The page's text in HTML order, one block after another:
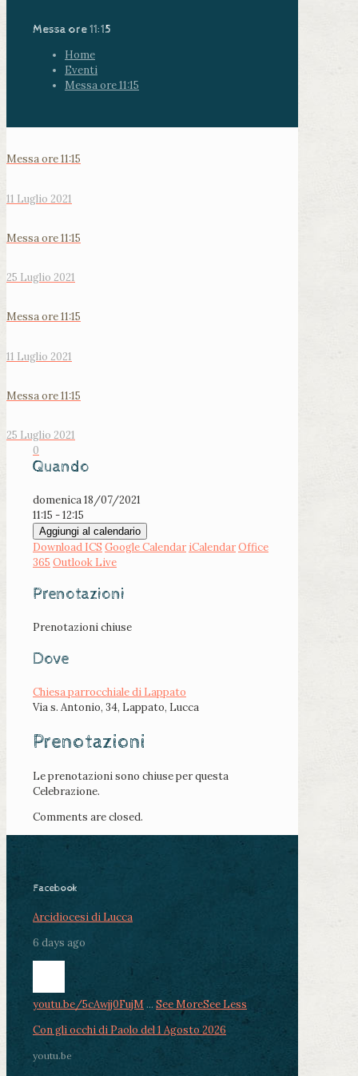
Messa ore 11:15
Home
Eventi
Messa ore 11:15
Messa ore 11:15
11 Luglio 2021
Messa ore 11:15
25 Luglio 2021
Messa ore 11:15
11 Luglio 2021
Messa ore 11:15
25 Luglio 2021
0
Quando
domenica 18/07/2021
11:15 - 12:15
Aggiungi al calendario
Download ICS Google Calendar iCalendarOffice
365 Outlook Live
Prenotazioni
Prenotazioni chiuse
Dove
Chiesa parrocchiale di Lappato
Via s. Antonio, 34, Lappato, Lucca
Prenotazioni
Le prenotazioni sono chiuse per questa
Celebrazione.
Comments are closed.
Facebook
Arcidiocesi di Lucca
6 days ago
youtu.be/5cAwjj0FujM ... See MoreSee Less
Con gli occhi di Paolo del 1 Agosto 2026
youtu.be